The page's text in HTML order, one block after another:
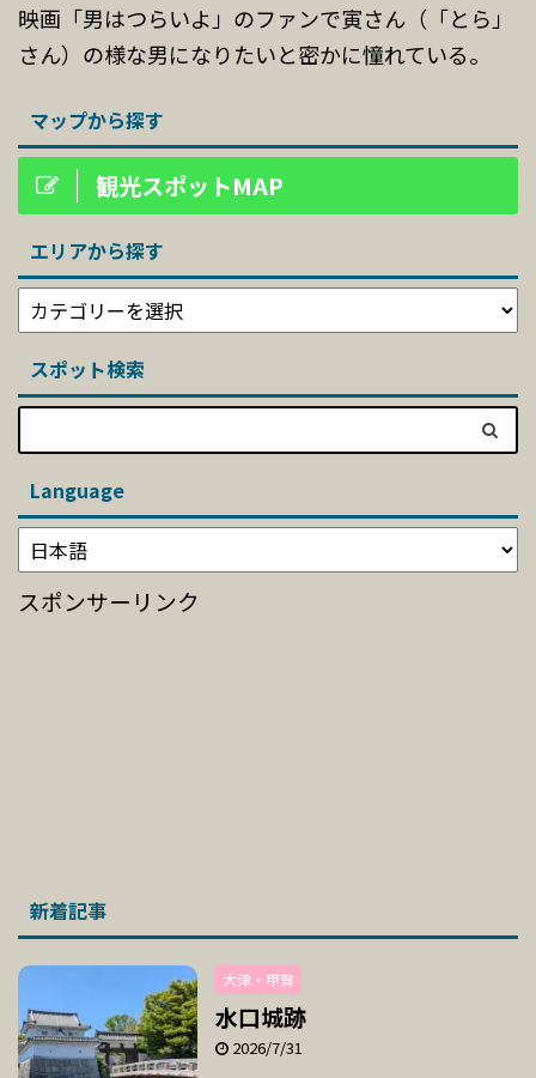
映画「男はつらいよ」のファンで寅さん（「とら」
さん）の様な男になりたいと密かに憧れている。
マップから探す
観光スポットMAP
エリアから探す
スポット検索
Language
スポンサーリンク
新着記事
大津・甲賀
水口城跡
2026/7/31